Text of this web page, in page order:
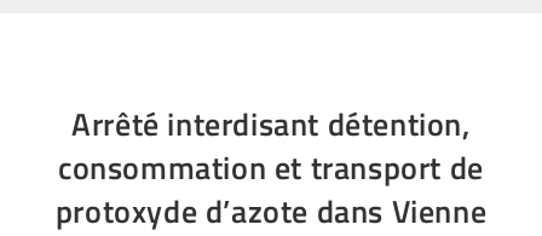
Arrêté interdisant détention,
consommation et transport de
protoxyde d’azote dans Vienne